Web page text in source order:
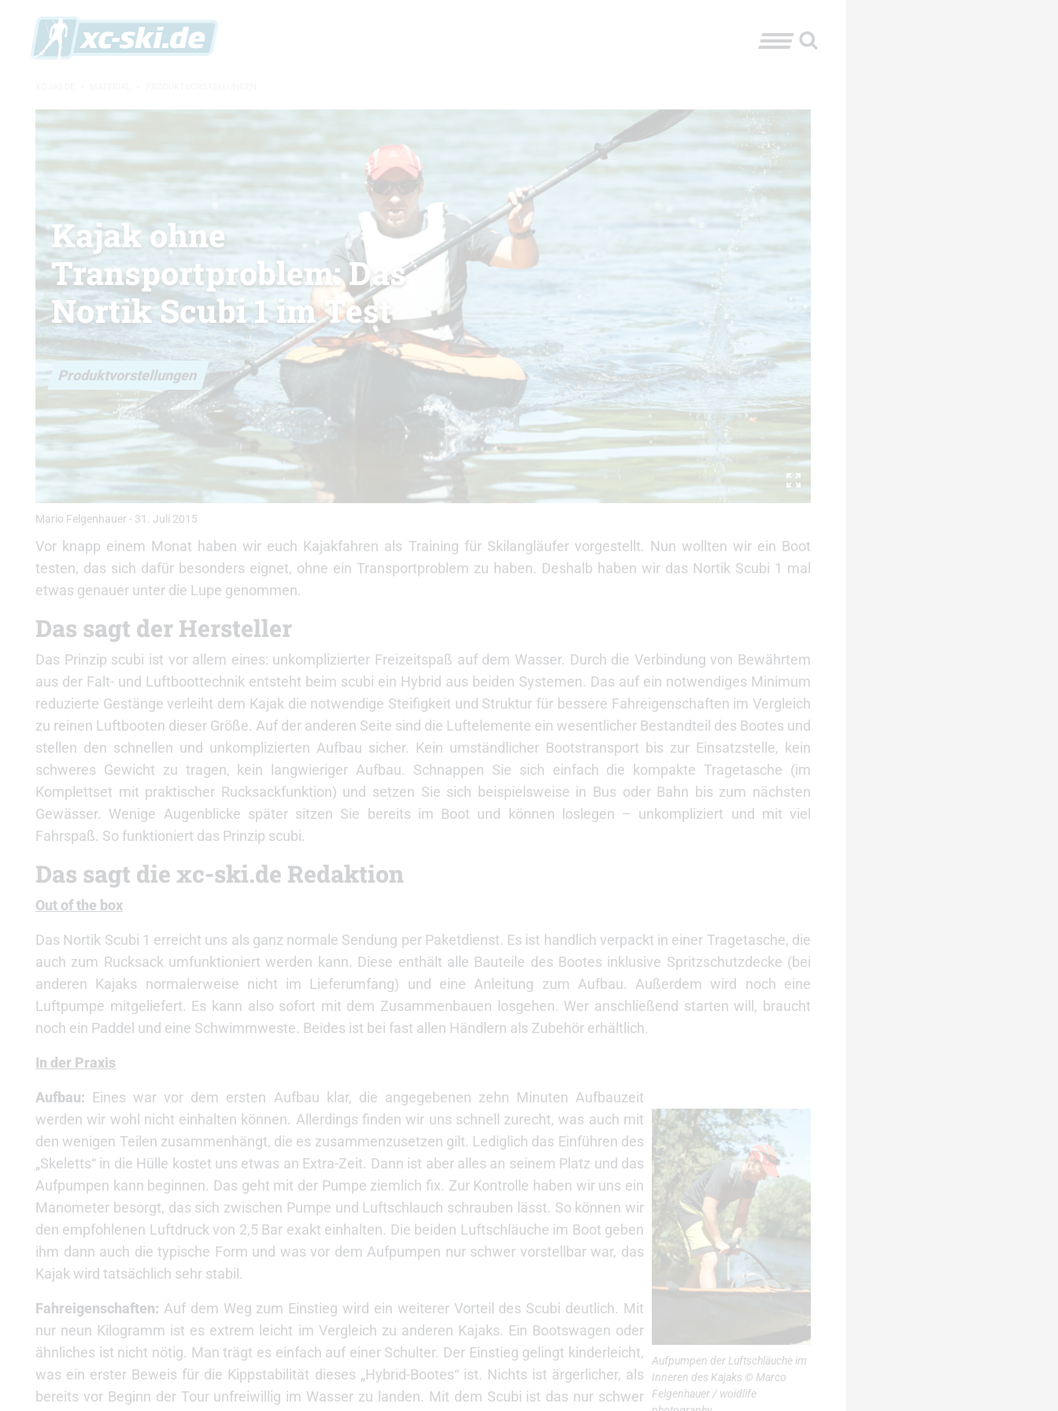
Produktvorstellungen
Kajak ohne
Transportproblem: Das
Nortik Scubi 1 im Test
Mario Felgenhauer - 31. Juli 2015
Vor knapp einem Monat haben wir euch Kajakfahren als Training für Skilangläufer vorgestellt. Nun wollten wir ein Boot
testen, das sich dafür besonders eignet, ohne ein Transportproblem zu haben. Deshalb haben wir das Nortik Scubi 1 mal
etwas genauer unter die Lupe genommen.
Das sagt der Hersteller
Das Prinzip scubi ist vor allem eines: unkomplizierter Freizeitspaß auf dem Wasser. Durch die Verbindung von Bewährtem
aus der Falt- und Luftboottechnik entsteht beim scubi ein Hybrid aus beiden Systemen. Das auf ein notwendiges Minimum
reduzierte Gestänge verleiht dem Kajak die notwendige Steifigkeit und Struktur für bessere Fahreigenschaften im Vergleich
zu reinen Luftbooten dieser Größe. Auf der anderen Seite sind die Luftelemente ein wesentlicher Bestandteil des Bootes und
stellen den schnellen und unkomplizierten Aufbau sicher. Kein umständlicher Bootstransport bis zur Einsatzstelle, kein
schweres Gewicht zu tragen, kein langwieriger Aufbau. Schnappen Sie sich einfach die kompakte Tragetasche (im
Komplettset mit praktischer Rucksackfunktion) und setzen Sie sich beispielsweise in Bus oder Bahn bis zum nächsten
Gewässer. Wenige Augenblicke später sitzen Sie bereits im Boot und können loslegen – unkompliziert und mit viel
Fahrspaß. So funktioniert das Prinzip scubi.
Das sagt die xc-ski.de Redaktion
Out of the box
Das Nortik Scubi 1 erreicht uns als ganz normale Sendung per Paketdienst. Es ist handlich verpackt in einer Tragetasche, die
auch zum Rucksack umfunktioniert werden kann. Diese enthält alle Bauteile des Bootes inklusive Spritzschutzdecke (bei
anderen Kajaks normalerweise nicht im Lieferumfang) und eine Anleitung zum Aufbau. Außerdem wird noch eine
Luftpumpe mitgeliefert. Es kann also sofort mit dem Zusammenbauen losgehen. Wer anschließend starten will, braucht
noch ein Paddel und eine Schwimmweste. Beides ist bei fast allen Händlern als Zubehör erhältlich.
In der Praxis
Aufpumpen der Luftschläuche im
Inneren des Kajaks © Marco
Felgenhauer / woidlife
Aufbau: Eines war vor dem ersten Aufbau klar, die angegebenen zehn Minuten Aufbauzeit
werden wir wohl nicht einhalten können. Allerdings finden wir uns schnell zurecht, was auch mit
den wenigen Teilen zusammenhängt, die es zusammenzusetzen gilt. Lediglich das Einführen des
„Skeletts“ in die Hülle kostet uns etwas an Extra-Zeit. Dann ist aber alles an seinem Platz und das
Aufpumpen kann beginnen. Das geht mit der Pumpe ziemlich fix. Zur Kontrolle haben wir uns ein
Manometer besorgt, das sich zwischen Pumpe und Luftschlauch schrauben lässt. So können wir
den empfohlenen Luftdruck von 2,5 Bar exakt einhalten. Die beiden Luftschläuche im Boot geben
ihm dann auch die typische Form und was vor dem Aufpumpen nur schwer vorstellbar war, das
Kajak wird tatsächlich sehr stabil.
Fahreigenschaften: Auf dem Weg zum Einstieg wird ein weiterer Vorteil des Scubi deutlich. Mit
nur neun Kilogramm ist es extrem leicht im Vergleich zu anderen Kajaks. Ein Bootswagen oder
ähnliches ist nicht nötig. Man trägt es einfach auf einer Schulter. Der Einstieg gelingt kinderleicht,
was ein erster Beweis für die Kippstabilität dieses „Hybrid-Bootes“ ist. Nichts ist ärgerlicher, als
bereits vor Beginn der Tour unfreiwillig im Wasser zu landen. Mit dem Scubi ist das nur schwer